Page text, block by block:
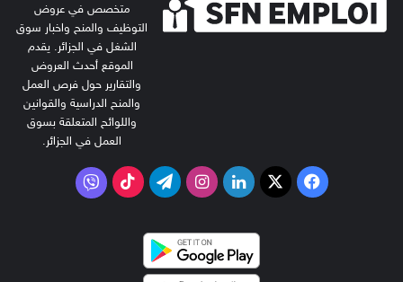
متخصص في عروض
التوظيف والمنح واخبار سوق
الشغل في الجزائر. يقدم
الموقع أحدث العروض
والتقارير حول فرص العمل
والمنح الدراسية والقوانين
واللوائح المتعلقة بسوق
العمل في الجزائر.
فيسبوك
‫X لينكدإنانستقرامتيلقرام‫TikTokفايبر